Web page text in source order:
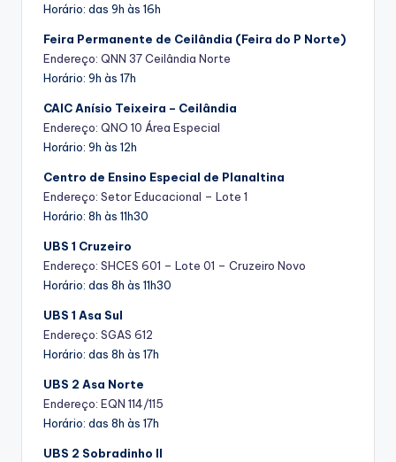
Horário: das 9h às 16h
Feira Permanente de Ceilândia (Feira do P Norte)
Endereço: QNN 37 Ceilândia Norte
Horário: 9h às 17h
CAIC Anísio Teixeira – Ceilândia
Endereço: QNO 10 Área Especial
Horário: 9h às 12h
Centro de Ensino Especial de Planaltina
Endereço: Setor Educacional – Lote 1
Horário: 8h às 11h30
UBS 1 Cruzeiro
Endereço: SHCES 601 – Lote 01 – Cruzeiro Novo
Horário: das 8h às 11h30
UBS 1 Asa Sul
Endereço: SGAS 612
Horário: das 8h às 17h
UBS 2 Asa Norte
Endereço: EQN 114/115
Horário: das 8h às 17h
UBS 2 Sobradinho II